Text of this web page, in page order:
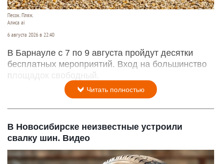
Песок. Пляж.
Алиса ai
6 августа 2026 в 22:40
В Барнауле с 7 по 9 августа пройдут десятки
бесплатных мероприятий. Вход на большинство
площадок свободный.
Читать полностью
В Новосибирске неизвестные устроили
свалку шин. Видео